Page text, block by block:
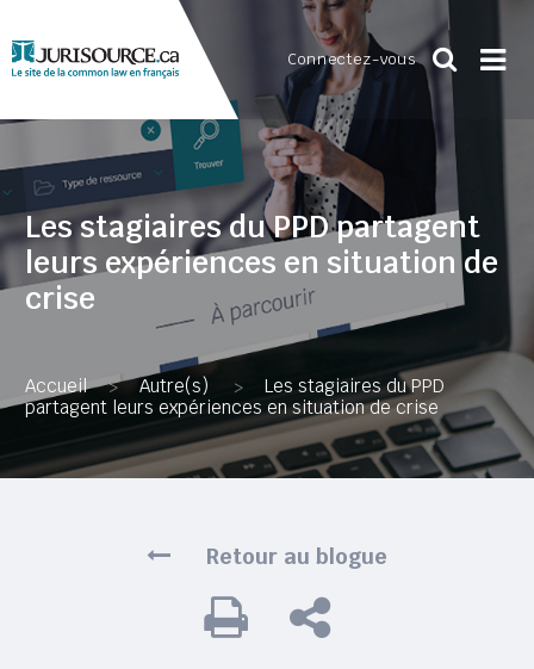
Connectez-vous
Les stagiaires du PPD partagent
leurs expériences en situation de
crise
Accueil > Autre(s) >
Les stagiaires du PPD
partagent leurs expériences en situation de crise
Retour au blogue